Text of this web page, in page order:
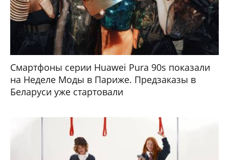
Смартфоны серии Huawei Pura 90s показали
на Неделе Моды в Париже. Предзаказы в
Беларуси уже стартовали